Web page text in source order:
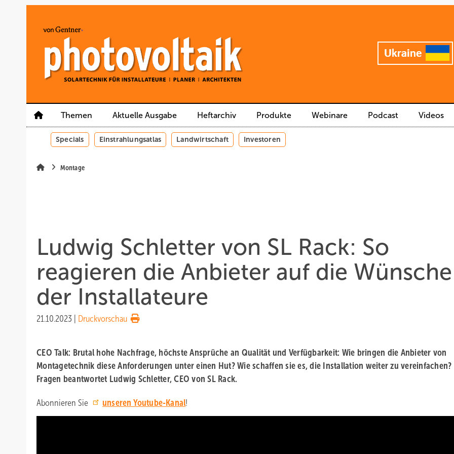
Themen Aktuelle Ausgabe Heftarchiv Produkte Webinare Podcast Videos
Specials Einstrahlungsatlas Landwirtschaft Investoren
Montage
Ludwig Schletter von SL Rack: So
reagieren die Anbieter auf die Wünsche
der Installateure
21.10.2023 Druckvorschau
CEO Talk: Brutal hohe Nachfrage, höchste Ansprüche an Qualität und Verfügbarkeit: Wie bringen die Anbieter von
Montagetechnik diese Anforderungen unter einen Hut? Wie schaffen sie es, die Installation weiter zu vereinfachen?
Fragen beantwortet Ludwig Schletter, CEO von SL Rack.
Abonnieren Sie unseren Youtube-Kanal!